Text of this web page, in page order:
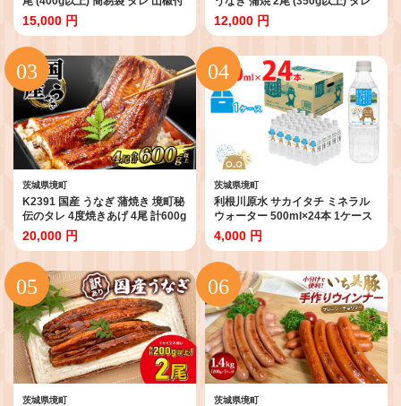
き
15,000 円
山椒付き
12,000 円
茨城県境町
K2391 国産 うなぎ 蒲焼き 境町秘
伝のタレ 4度焼きあげ 4尾 計600g
以上 簡易包装 タレ 山椒 付き
20,000 円
茨城県境町
利根川原水 サカイタチ ミネラル
ウォーター 500ml×24本 1ケース
水 ミネラルウォーター ケース み
ず ミズ 買い置き 鉱水 500 500ml
K2257
4,000 円
茨城県境町 茨城県境町